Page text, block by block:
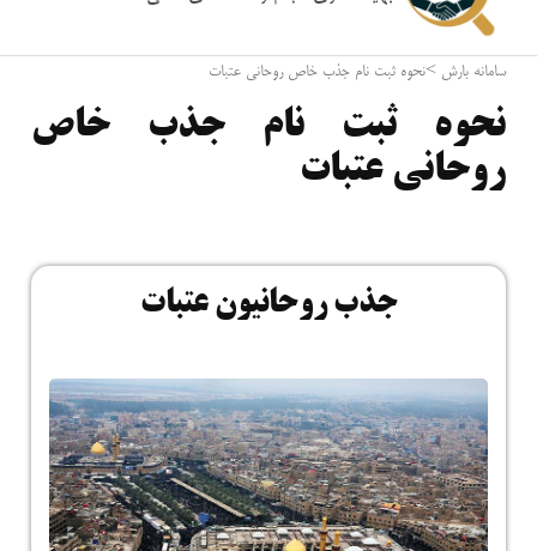
سامانه بارش >نحوه ثبت نام جذب خاص روحانی عتبات
نحوه ثبت نام جذب خاص
روحانی عتبات
جذب روحانیون عتبات